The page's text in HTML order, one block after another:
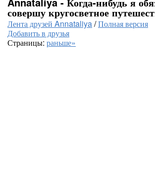
совершу кругосветное
Лента друзей Annataliya/Полная версия
Добавить в друзья
Страницы: раньше»